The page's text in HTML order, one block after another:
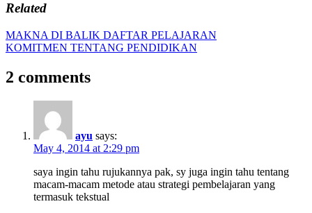
Related
Post
navigation
Previous
Post:
MAKNA DI BALIK DAFTAR PELAJARAN
Next
KOMITMEN TENTANG PENDIDIKAN
2 comments
ayu says:
May 4, 2014 at 2:29 pm
saya ingin tahu rujukannya pak, sy juga ingin tahu tentang
macam-macam metode atau strategi pembelajaran yang
termasuk tekstual